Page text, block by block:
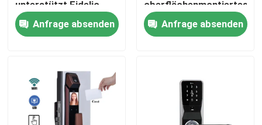
Produkte
unterstützt Fidelio
Opera Andere mit
einem Gewicht von 15
kg geeignet für
Anfrage absenden
oberflächenmontiertes
elektronisches
Tastatur-
Zugangssystem,
Anfrage absenden